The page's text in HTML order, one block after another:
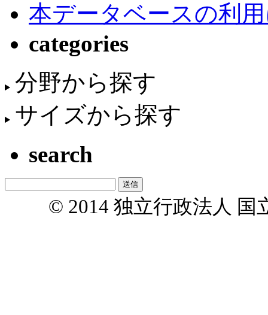
本データベースの利
categories
分野から探す
サイズから探す
search
© 2014 独立行政法人 国